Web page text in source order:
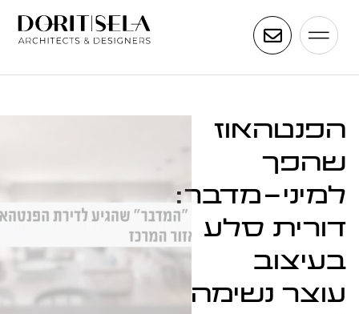
הפנטהאוז
שהפך
למיני-מדבר:
דורית סלע
בעיצוב
עוצר נשימה